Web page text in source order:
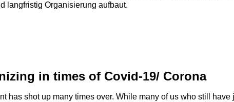
langfristig Organisierung aufbaut.
in times of Covid-19/ Corona
has shot up many times over. While many of us who still have